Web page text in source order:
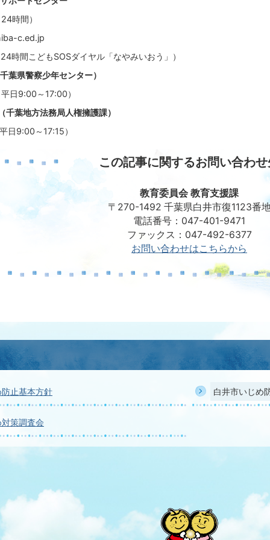
時間）
c.ed.jp
時間こどもSOSダイヤル「なやみいおう」）
葉県警察少年センター）
日9:00～17:00）
千葉地方法務局人権擁護課）
日9:00～17:15）
この記事に関するお問い合わ
教育委員会 教育支援課
〒270-1492 千葉県白井市復1123番
電話番号：047-401-9471
ファックス：047-492-6377
お問い合わせはこちらから
止基本方針 白井市いじめ
策調査会